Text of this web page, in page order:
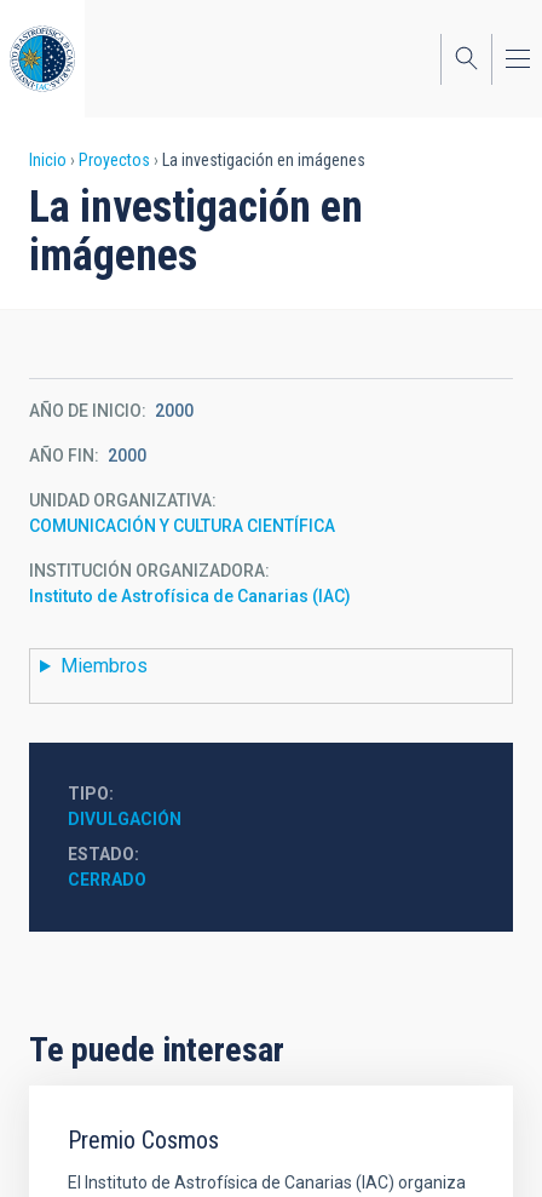
al
contenido
principal
Sobrescribir
enlaces
de
la
navegación
Inicio Proyectos La investigación en imágenes
La investigación en
imágenes
AÑO DE INICIO 2000
AÑO FIN 2000
UNIDAD ORGANIZATIVA
COMUNICACIÓN Y CULTURA CIENTÍFICA
INSTITUCIÓN ORGANIZADORA
Instituto de Astrofísica de Canarias (IAC)
Miembros
TIPO
DIVULGACIÓN
ESTADO
CERRADO
Te puede interesar
Premio Cosmos
El Instituto de Astrofísica de Canarias (IAC) organiza